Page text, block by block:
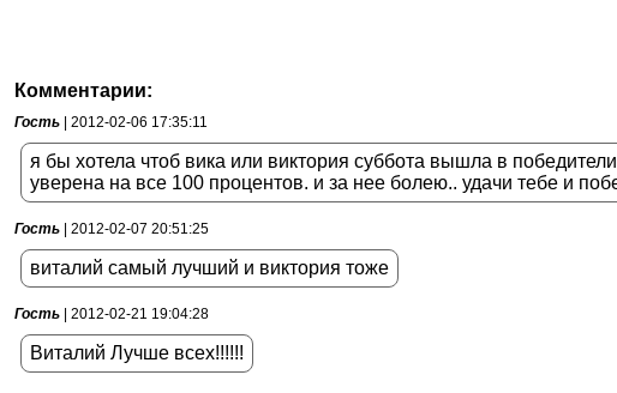
Комментарии:
Гость | 2012-02-06 17:35:11
я бы хотела чтоб вика или виктория суббота вышла в
уверена на все 100 процентов. и за нее болею.. удачи тебе и
Гость | 2012-02-07 20:51:25
виталий самый лучший и виктория тоже
Гость | 2012-02-21 19:04:28
Виталий Лучше всех!!!!!!